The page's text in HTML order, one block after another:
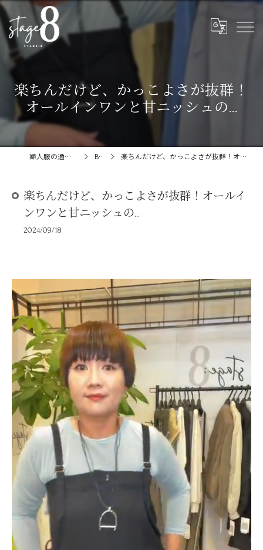
楽ちんだけど、かっこよさが抜群！
オールインワンと甘ニッシュの...
婦人服の通販ならstage:8 Blog 楽ちんだけど、かっこよさが抜群！オールインワンと甘ニッシュの...
楽ちんだけど、かっこよさが抜群！オールイ
ンワンと甘ニッシュの...
2024/09/18